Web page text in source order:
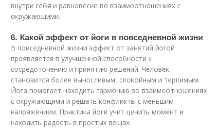
внутри себя и равновесие во взаимоотношениях с
окружающими.
6. Какой эффект от йоги в повседневной жизни
В повседневной жизни эффект от занятий йогой
проявляется в улучшенной способности к
сосредоточению и принятию решений. Человек
становится более выносливым, спокойным и терпимым.
Йога помогает находить гармонию во взаимоотношениях
с окружающими и решать конфликты с меньшим
напряжением. Практика йоги учит ценить момент и
находить радость в простых вещах.